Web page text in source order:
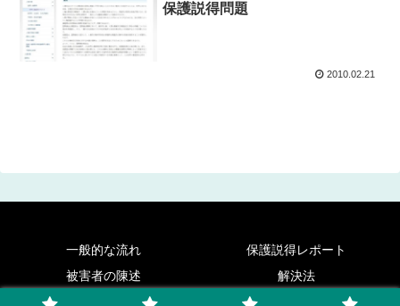
保護説得問題
2010.02.21
一般的な流れ
保護説得レポート
被害者の陳述
解決法